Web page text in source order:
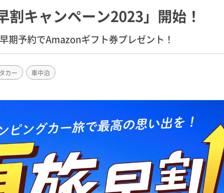
割キャンペーン2023」開始！
期予約でAmazonギフト券プレゼント！
カー 車中泊